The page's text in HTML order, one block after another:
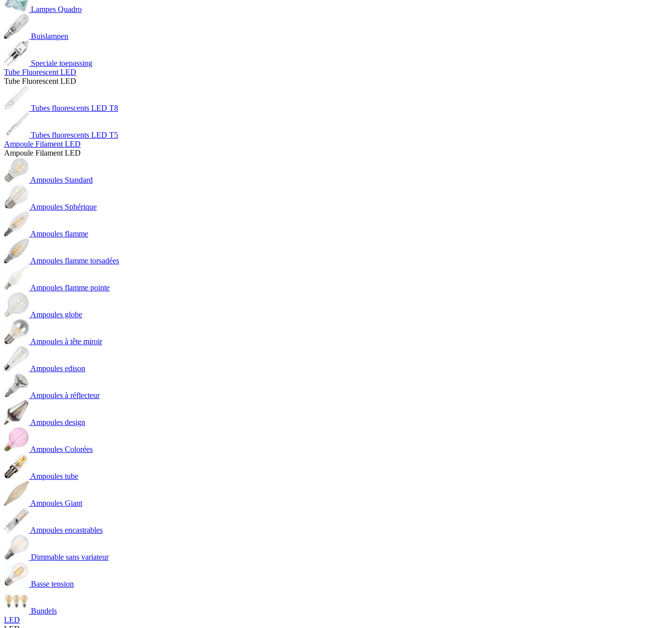
Lampes Quadro
Buislampen
Speciale toepassing
Tube Fluorescent LED
Tube Fluorescent LED
Tubes fluorescents LED T8
Tubes fluorescents LED T5
Ampoule Filament LED
Ampoule Filament LED
Ampoules Standard
Ampoules Sphérique
Ampoules flamme
Ampoules flamme torsadées
Ampoules flamme pointe
Ampoules globe
Ampoules à tête miroir
Ampoules edison
Ampoules à réflecteur
Ampoules design
Ampoules Colorées
Ampoules tube
Ampoules Giant
Ampoules encastrables
Dimmable sans variateur
Basse tension
Bundels
LED